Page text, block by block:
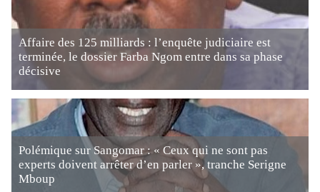
Affaire des 125 milliards : l’enquête judiciaire est
terminée, le dossier Farba Ngom entre dans sa phase
décisive
Polémique sur Sangomar : « Ceux qui ne sont pas
experts doivent arrêter d’en parler », tranche Serigne
Mboup